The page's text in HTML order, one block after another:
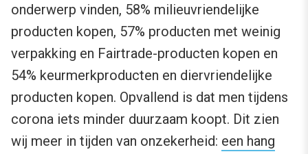
onderwerp vinden, 58% milieuvriendelijke
producten kopen, 57% producten met weinig
verpakking en Fairtrade-producten kopen en
54% keurmerkproducten en diervriendelijke
producten kopen. Opvallend is dat men tijdens
corona iets minder duurzaam koopt. Dit zien
wij meer in tijden van onzekerheid: een hang